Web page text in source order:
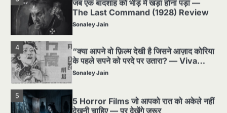
Sonaley Jain
4
“क्या आपने वो फ़िल्म देखी है जिसने आज़ाद कोरिया
के पहले सपने को परदे पर उतारा? — Viva
Freedom! (1946) रिव्यू”
Sonaley Jain
5
5 Horror Films जो आपको रात को अकेले नहीं
देखनी चाहिए — पर देखेंगे ज़रूर
Sonaley Jain